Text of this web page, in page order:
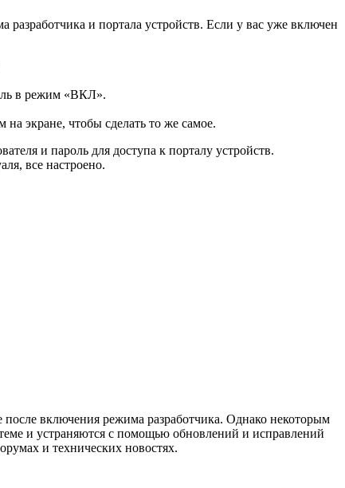
и портала устройств. Если у вас уже включен
в режим «ВКЛ».
экране, чтобы сделать то же самое.
и пароль для доступа к порталу устройств.
все настроено.
включения режима разработчика. Однако некоторым
и устраняются с помощью обновлений и исправлений
и технических новостях.